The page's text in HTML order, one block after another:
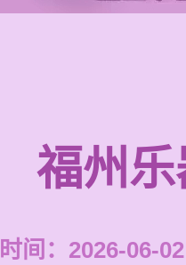
福州
时间：2026-06-